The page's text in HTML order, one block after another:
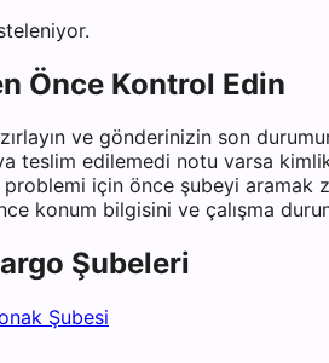
Önce Kontrol Edin
ve gönderinizin son
teslim edilemedi notu varsa
için önce şubeyi aramak
konum bilgisini ve çalışma
Şubeleri
Şubesi